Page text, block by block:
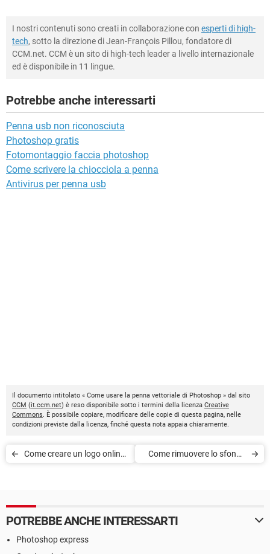
I nostri contenuti sono creati in collaborazione con esperti di high-
tech, sotto la direzione di Jean-François Pillou, fondatore di
CCM.net. CCM è un sito di high-tech leader a livello internazionale
ed è disponibile in 11 lingue.
Potrebbe anche interessarti
Penna usb non riconosciuta
Photoshop gratis
Fotomontaggio faccia photoshop
Come scrivere la chiocciola a penna
Antivirus per penna usb
Il documento intitolato « Come usare la penna vettoriale di Photoshop » dal sito
CCM (it.ccm.net) è reso disponibile sotto i termini della licenza Creative
Commons. È possibile copiare, modificare delle copie di questa pagina, nelle
condizioni previste dalla licenza, finché questa nota appaia chiaramente.
Come creare un logo online
Come rimuovere lo sfondo
POTREBBE ANCHE INTERESSARTI
Photoshop express